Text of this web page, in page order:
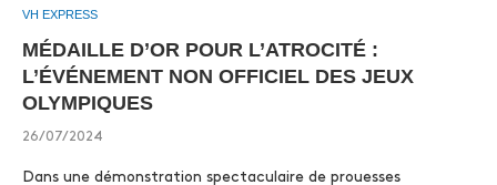
VH EXPRESS
MÉDAILLE D’OR POUR L’ATROCITÉ :
L’ÉVÉNEMENT NON OFFICIEL DES JEUX
OLYMPIQUES
26/07/2024
Dans une démonstration spectaculaire de prouesses